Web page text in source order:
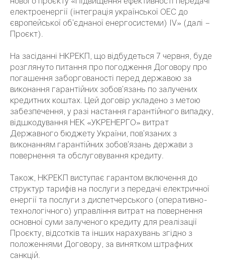
електроенергії (інтеграція української ОЕС до
європейської об’єднаної енергосистеми) IV» (далі –
Проєкт).
На засіданні НКРЕКП, що відбудеться 7 червня, буде
розглянуто питання про погодження Договору про
погашення заборгованості перед державою за
виконання гарантійних зобов’язань по залучених
кредитних коштах. Цей договір укладено з метою
забезпечення, у разі настання гарантійного випадку,
відшкодування НЕК «УКРЕНЕРГО» витрат
Державного бюджету України, пов’язаних з
виконанням гарантійних зобов’язань держави з
повернення та обслуговування кредиту.
Також, НКРЕКП виступає гарантом включення до
структур тарифів на послуги з передачі електричної
енергії та послуги з диспетчерського (оперативно-
технологічного) управління витрат на повернення
основної суми залученого кредиту для реалізації
Проєкту, відсотків та інших нарахувань згідно з
положеннями Договору, за винятком штрафних
санкцій.